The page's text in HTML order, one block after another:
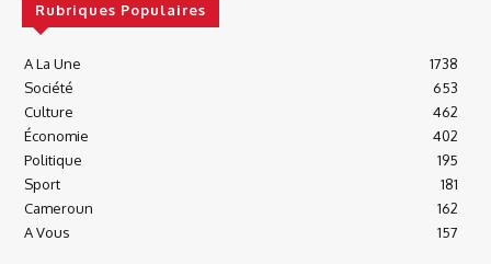
Rubriques Populaires
A La Une
1738
Société
653
Culture
462
Économie
402
Politique
195
Sport
181
Cameroun
162
A Vous
157